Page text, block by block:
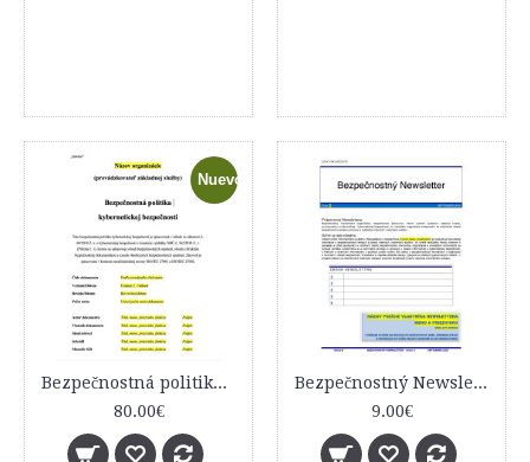
Nuevo
Bezpečnostná politika kybernetickej bezpečnosti
80.00€
Bezpečnostný Newsletter - vzor dokumentu
9.00€